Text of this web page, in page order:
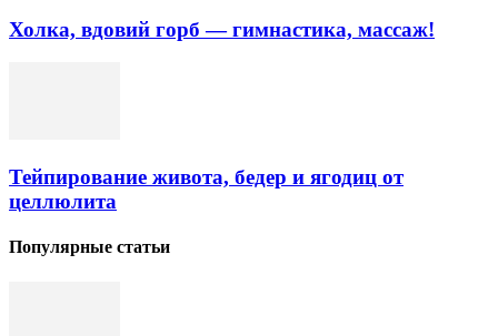
Холка, вдовий горб — гимнастика, массаж!
Тейпирование живота, бедер и ягодиц от
целлюлита
Популярные статьи